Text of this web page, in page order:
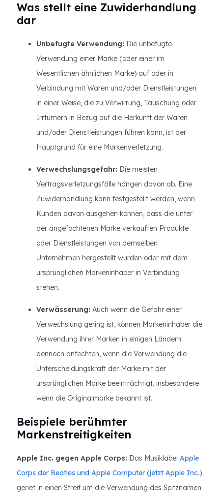
Was stellt eine Zuwiderhandlung
dar
Unbefugte Verwendung: Die unbefugte
Verwendung einer Marke (oder einer im
Wesentlichen ähnlichen Marke) auf oder in
Verbindung mit Waren und/oder Dienstleistungen
in einer Weise, die zu Verwirrung, Täuschung oder
Irrtümern in Bezug auf die Herkunft der Waren
und/oder Dienstleistungen führen kann, ist der
Hauptgrund für eine Markenverletzung.
Verwechslungsgefahr: Die meisten
Vertragsverletzungsfälle hängen davon ab. Eine
Zuwiderhandlung kann festgestellt werden, wenn
Kunden davon ausgehen können, dass die unter
der angefochtenen Marke verkauften Produkte
oder Dienstleistungen von demselben
Unternehmen hergestellt wurden oder mit dem
ursprünglichen Markeninhaber in Verbindung
stehen.
Verwässerung: Auch wenn die Gefahr einer
Verwechslung gering ist, können Markeninhaber die
Verwendung ihrer Marken in einigen Ländern
dennoch anfechten, wenn die Verwendung die
Unterscheidungskraft der Marke mit der
ursprünglichen Marke beeinträchtigt, insbesondere
wenn die Originalmarke bekannt ist.
Beispiele berühmter
Markenstreitigkeiten
Apple Inc. gegen Apple Corps: Das Musiklabel Apple
Corps der Beatles und Apple Computer (jetzt Apple Inc.)
geriet in einen Streit um die Verwendung des Spitznamen